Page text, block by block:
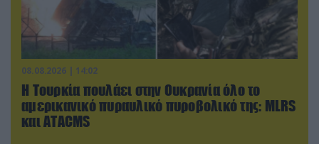
08.08.2026 | 14:02
Η Τουρκία πουλάει στην Ουκρανία όλο το
αμερικανικό πυραυλικό πυροβολικό της: MLRS
και ΑΤΑCMS